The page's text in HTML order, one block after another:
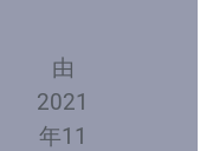
由
2021
年11